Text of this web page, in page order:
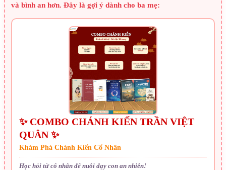
và bình an hơn. Đây là gợi ý dành cho ba mẹ:
✨ COMBO CHÁNH KIẾN TRẦN VIỆT
QUÂN ✨
Khám Phá Chánh Kiến Cổ Nhân
Học hỏi từ cổ nhân để nuôi dạy con an nhiên!